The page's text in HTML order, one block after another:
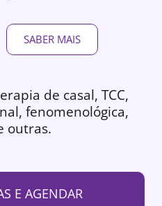
SABER MAIS
de casal, TCC,
fenomenológica,
outras.
E AGENDAR